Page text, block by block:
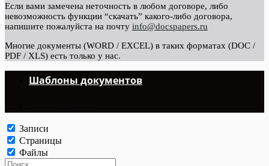
Если вами замечена неточность в любом договоре, либо
невозможность функции “скачать” какого-либо договора,
напишите пожалуйста на почту info@docspapers.ru
Многие документы (WORD / EXCEL) в таких форматах (DOC /
PDF / XLS) есть только у нас.
Шаблоны документов
Записи
Страницы
Файлы